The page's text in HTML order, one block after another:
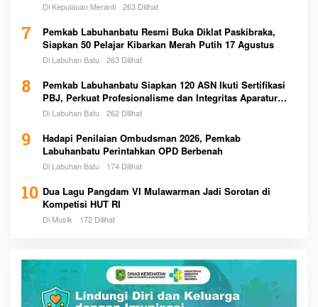
Di Kepulauan Meranti 263 Dilihat
7
Pemkab Labuhanbatu Resmi Buka Diklat Paskibraka,
Siapkan 50 Pelajar Kibarkan Merah Putih 17 Agustus
Di Labuhan Batu 263 Dilihat
8
Pemkab Labuhanbatu Siapkan 120 ASN Ikuti Sertifikasi
PBJ, Perkuat Profesionalisme dan Integritas Aparatur
Pemerintah
Di Labuhan Batu 262 Dilihat
9
Hadapi Penilaian Ombudsman 2026, Pemkab
Labuhanbatu Perintahkan OPD Berbenah
Di Labuhan Batu 174 Dilihat
10 Dua Lagu Pangdam VI Mulawarman Jadi Sorotan di
Kompetisi HUT RI
Di Musik 172 Dilihat